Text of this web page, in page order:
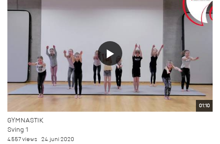
01:10
GYMNASTIK
Sving 1
4.557 views 24. juni 2020